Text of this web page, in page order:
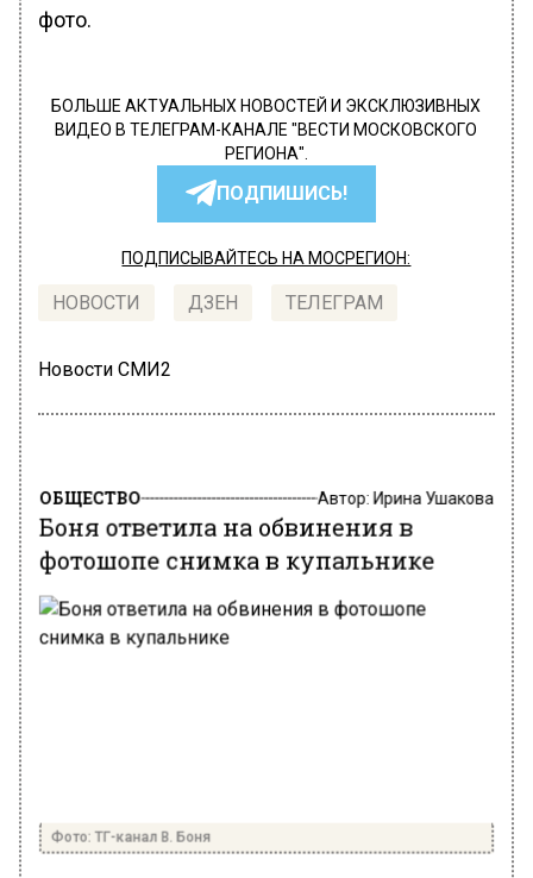
фото.
БОЛЬШЕ АКТУАЛЬНЫХ НОВОСТЕЙ И ЭКСКЛЮЗИВНЫХ
ВИДЕО В ТЕЛЕГРАМ-КАНАЛЕ "ВЕСТИ МОСКОВСКОГО
РЕГИОНА".
ПОДПИШИСЬ!
ПОДПИСЫВАЙТЕСЬ НА МОСРЕГИОН:
НОВОСТИ ДЗЕН ТЕЛЕГРАМ
Новости СМИ2
ОБЩЕСТВО Автор: Ирина Ушакова
Боня ответила на обвинения в
фотошопе снимка в купальнике
Фото: ТГ-канал В. Боня